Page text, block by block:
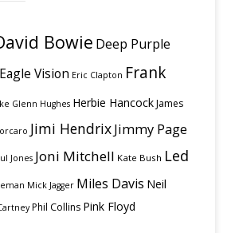
Bowie Deep Purple
Eagle Vision Eric Clapton Frank
Glenn Hughes Herbie HancockJames
Jimi HendrixJimmy Page
Jones Joni Mitchell Kate Bush Led
Mick Jagger Miles Davis Neil
Phil Collins Pink Floyd